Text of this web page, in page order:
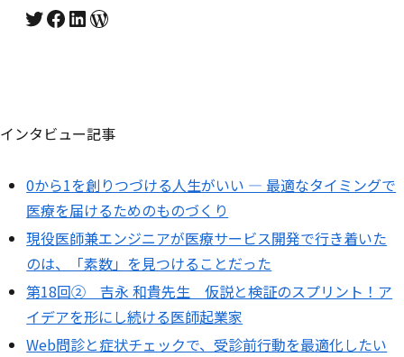
Twitter Facebook LinkedIn WordPress
インタビュー記事
0から1を創りつづける人生がいい ― 最適なタイミングで
医療を届けるためのものづくり
現役医師兼エンジニアが医療サービス開発で行き着いた
のは、「素数」を見つけることだった
第18回② 吉永 和貴先生 仮説と検証のスプリント！ア
イデアを形にし続ける医師起業家
Web問診と症状チェックで、受診前行動を最適化したい